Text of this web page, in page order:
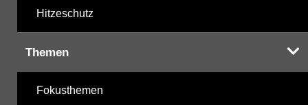
Hitzeschutz
Themen
Fokusthemen